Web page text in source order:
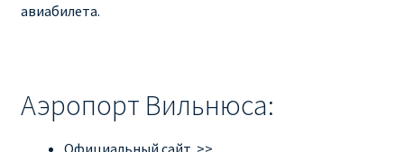
авиабилета.
Аэропорт Вильнюса: